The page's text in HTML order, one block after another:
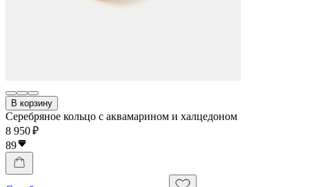
В корзину
Серебряное кольцо с аквамарином и халцедоном
8 950 ₽
89